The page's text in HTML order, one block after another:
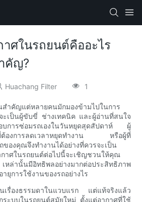
าศในรถยนต์คืออะไร
คัญ?
Huachang Filter 1
สำคัญแต่หลายคนมักมองข้ามไปในการ
ะเป็นผู้ขับขี่ ช่างเทคนิค และผู้อ่านที่สนใจ
บการซ่อมรถเองในวันหยุดสุดสัปดาห์ ผู้
ที่ต้องการลดเวลาหยุดทำงาน หรือผู้ที่
ของคุณจึงทำงานได้อย่างที่ควรจะเป็น
กาศในรถยนต์ต่อไปนี้จะเชิญชวนให้คุณ
ล่านั้นมีอิทธิพลอย่างมากต่อประสิทธิภาพ
ยุการใช้งานของรถอย่างไร
นเรื่องธรรมดาในแวบแรก แต่แท้จริงแล้ว
ะบบในรถยนต์สมัยใหม่ ตั้งแต่อากาศที่ใช้